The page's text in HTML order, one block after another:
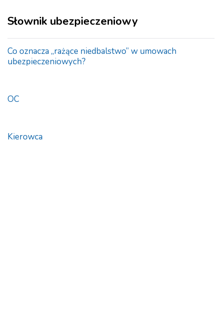
Słownik ubezpieczeniowy
Co oznacza „rażące niedbalstwo” w umowach
ubezpieczeniowych?
OC
Kierowca